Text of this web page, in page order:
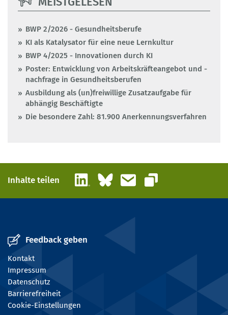
BWP 2/2026 - Gesundheitsberufe
KI als Katalysator für eine neue Lernkultur
BWP 4/2025 - Innovationen durch KI
Poster: Entwicklung von Arbeitskräfteangebot und -
nachfrage in Gesundheitsberufen
Ausbildung als (un)freiwillige Zusatzaufgabe für
abhängig Beschäftigte
Die besondere Zahl: 81.900 Anerkennungsverfahren
Inhalte teilen LinkedInBlueskyE-Mail
Link kopieren
Feedback geben
Kontakt
Impressum
Datenschutz
Barrierefreiheit
Cookie-Einstellungen